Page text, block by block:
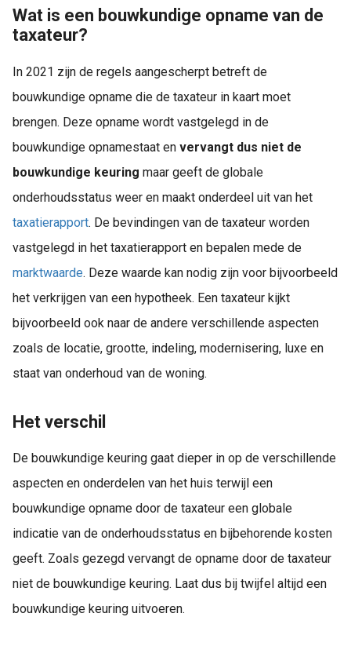
Wat is een bouwkundige opname van de
taxateur?
In 2021 zijn de regels aangescherpt betreft de
bouwkundige opname die de taxateur in kaart moet
brengen. Deze opname wordt vastgelegd in de
bouwkundige opnamestaat en vervangt dus niet de
bouwkundige keuring maar geeft de globale
onderhoudsstatus weer en maakt onderdeel uit van het
taxatierapport. De bevindingen van de taxateur worden
vastgelegd in het taxatierapport en bepalen mede de
marktwaarde. Deze waarde kan nodig zijn voor bijvoorbeeld
het verkrijgen van een hypotheek. Een taxateur kijkt
bijvoorbeeld ook naar de andere verschillende aspecten
zoals de locatie, grootte, indeling, modernisering, luxe en
staat van onderhoud van de woning.
Het verschil
De bouwkundige keuring gaat dieper in op de verschillende
aspecten en onderdelen van het huis terwijl een
bouwkundige opname door de taxateur een globale
indicatie van de onderhoudsstatus en bijbehorende kosten
geeft. Zoals gezegd vervangt de opname door de taxateur
niet de bouwkundige keuring. Laat dus bij twijfel altijd een
bouwkundige keuring uitvoeren.